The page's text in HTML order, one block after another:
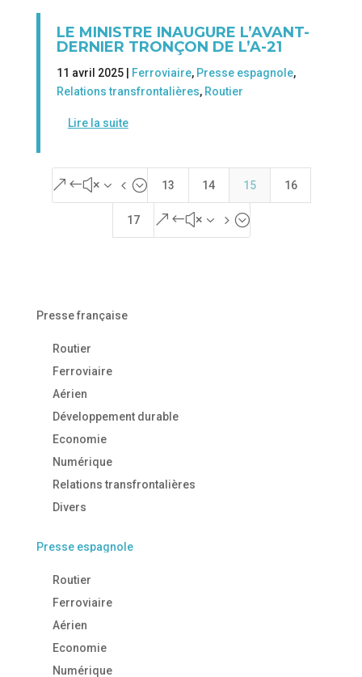
LE MINISTRE INAUGURE L’AVANT-
DERNIER TRONÇON DE L’A-21
11 avril 2025 | Ferroviaire, Presse espagnole,
Relations transfrontalières, Routier
Lire la suite
&#x34; 13 14 15 16
17 &#x35;
Presse française
Routier
Ferroviaire
Aérien
Développement durable
Economie
Numérique
Relations transfrontalières
Divers
Presse espagnole
Routier
Ferroviaire
Aérien
Economie
Numérique